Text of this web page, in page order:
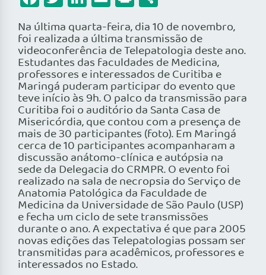
Na última quarta-feira, dia 10 de novembro,
foi realizada a última transmissão de
videoconferência de Telepatologia deste ano.
Estudantes das faculdades de Medicina,
professores e interessados de Curitiba e
Maringá puderam participar do evento que
teve início às 9h. O palco da transmissão para
Curitiba foi o auditório da Santa Casa de
Misericórdia, que contou com a presença de
mais de 30 participantes (foto). Em Maringá
cerca de 10 participantes acompanharam a
discussão anátomo-clínica e autópsia na
sede da Delegacia do CRMPR. O evento foi
realizado na sala de necropsia do Serviço de
Anatomia Patológica da Faculdade de
Medicina da Universidade de São Paulo (USP)
e fecha um ciclo de sete transmissões
durante o ano. A expectativa é que para 2005
novas edições das Telepatologias possam ser
transmitidas para acadêmicos, professores e
interessados no Estado.